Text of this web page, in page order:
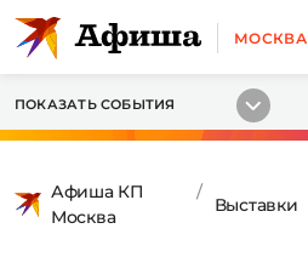
МОСКВА
ПОКАЗАТЬ СОБЫТИЯ
Афиша КП
Москва
Выставки